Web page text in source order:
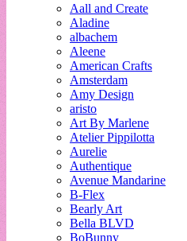
Aall and Create
Aladine
albachem
Aleene
American Crafts
Amsterdam
Amy Design
aristo
Art By Marlene
Atelier Pippilotta
Aurelie
Authentique
Avenue Mandarine
B-Flex
Bearly Art
Bella BLVD
BoBunny